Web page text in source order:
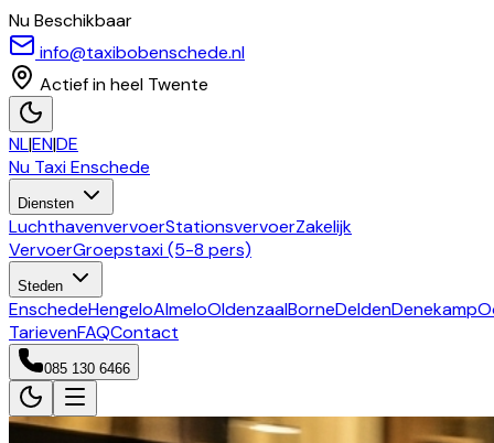
Nu Beschikbaar
info@taxibobenschede.nl
Actief in heel Twente
NL|EN|DE
Nu TaxiEnschede
Diensten
LuchthavenvervoerStationsvervoerZakelijk
VervoerGroepstaxi (5-8 pers)
Steden
EnschedeHengeloAlmeloOldenzaalBorneDeldenDenekamp
TarievenFAQContact
085 130 6466